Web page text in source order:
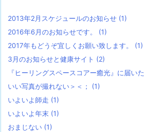
2013年2月スケジュールのお知らせ (1)
2016年6月のお知らせです。 (1)
2017年もどうぞ宜しくお願い致します。 (1)
3月のお知らせと健康サイト (2)
『ヒーリングスペースコアー癒光』に届いた
いい写真が撮れない＞＜； (1)
いよいよ師走 (1)
いよいよ年末 (1)
おまじない (1)